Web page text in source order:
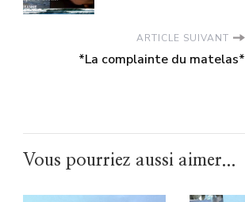
ARTICLE SUIVANT
*La complainte du matelas*
Vous pourriez aussi aimer...